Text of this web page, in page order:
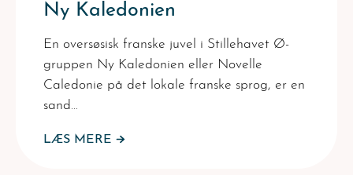
Ny Kaledonien
En oversøsisk franske juvel i Stillehavet Ø-
gruppen Ny Kaledonien eller Novelle
Caledonie på det lokale franske sprog, er en
sand…
LÆS MERE